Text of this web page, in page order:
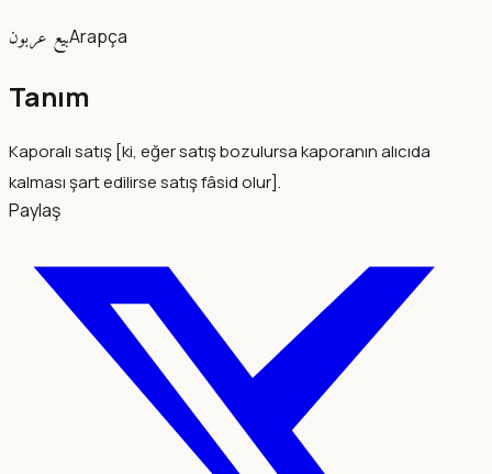
بيع عربونArapça
Tanım
Kaporalı satış [ki, eğer satış bozulursa kaporanın alıcıda
kalması şart edilirse satış fâsid olur].
Paylaş